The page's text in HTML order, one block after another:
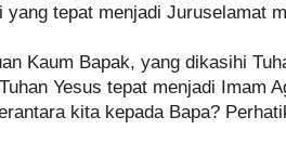
yang tepat menjadi Juruselamat
Kaum Bapak, yang dikasihi
Yesus tepat menjadi Imam
kita kepada Bapa?